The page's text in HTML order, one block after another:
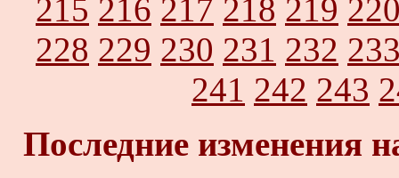
215 216 217 218 219
228 229 230 231 232
241 242 243
Последние изменения